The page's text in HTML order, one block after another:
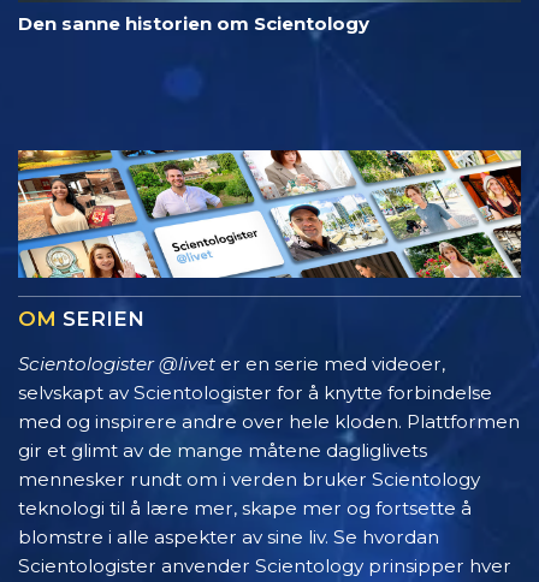
Den sanne historien om Scientology
OM SERIEN
Scientologister @livet er en serie med videoer,
selvskapt av Scientologister for å knytte forbindelse
med og inspirere andre over hele kloden. Plattformen
gir et glimt av de mange måtene dagliglivets
mennesker rundt om i verden bruker Scientology
teknologi til å lære mer, skape mer og fortsette å
blomstre i alle aspekter av sine liv. Se hvordan
Scientologister anvender Scientology prinsipper hver